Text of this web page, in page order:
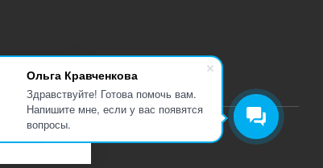
Ольга Кравченкова
Здравствуйте! Готова помочь вам.
Напишите мне, если у вас появятся
вопросы.